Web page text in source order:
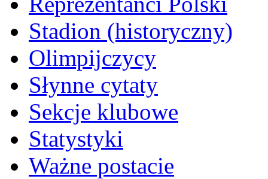
Stadion (historyczny)
Olimpijczycy
Słynne cytaty
Sekcje klubowe
Statystyki
Ważne postacie